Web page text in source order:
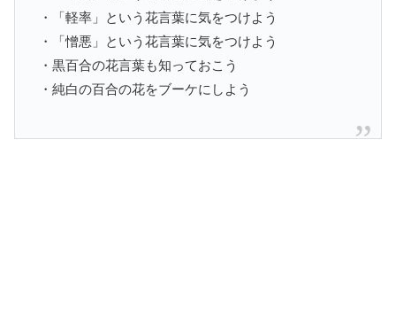
・「軽率」という花言葉に気をつけよう
・「憎悪」という花言葉に気をつけよう
・黒百合の花言葉も知っておこう
・純白の百合の花をブーケにしよう